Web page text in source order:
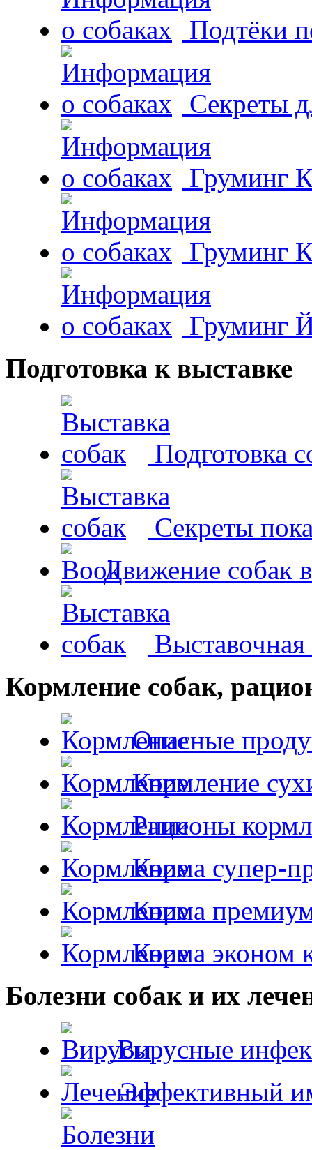
Подтёки
Секреты
Груминг
Груминг
Груминг
Подготовка к выставке
Подготовка
Секреты
Движение собак
Выставочная
Кормление собак,
Опасные
Кормление
Рационы
Корма супер-
Корма премиум
Корма эконом
Болезни собак и их
Вирусные
Эффективный